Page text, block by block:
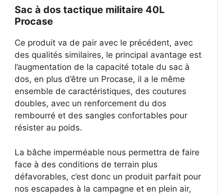
Sac à dos tactique militaire 40L
Procase
Ce produit va de pair avec le précédent, avec
des qualités similaires, le principal avantage est
l’augmentation de la capacité totale du sac à
dos, en plus d’être un Procase, il a le même
ensemble de caractéristiques, des coutures
doubles, avec un renforcement du dos
rembourré et des sangles confortables pour
résister au poids.
La bâche imperméable nous permettra de faire
face à des conditions de terrain plus
défavorables, c’est donc un produit parfait pour
nos escapades à la campagne et en plein air,